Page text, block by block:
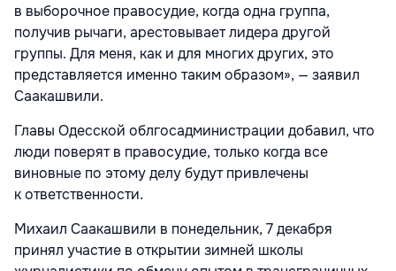
в выборочное правосудие, когда одна группа,
получив рычаги, арестовывает лидера другой
группы. Для меня, как и для многих других, это
представляется именно таким образом», — заявил
Саакашвили.
Главы Одесской облгосадминистрации добавил, что
люди поверят в правосудие, только когда все
виновные по этому делу будут привлечены
к ответственности.
Михаил Саакашвили в понедельник, 7 декабря
принял участие в открытии зимней школы